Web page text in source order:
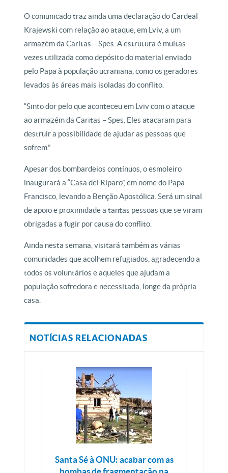
O comunicado traz ainda uma declaração do Cardeal
Krajewski com relação ao ataque, em Lviv, a um
armazém da Caritas – Spes. A estrutura é muitas
vezes utilizada como depósito do material enviado
pelo Papa à população ucraniana, como os geradores
levados às áreas mais isoladas do conflito.
“Sinto dor pelo que aconteceu em Lviv com o ataque
ao armazém da Caritas – Spes. Eles atacaram para
destruir a possibilidade de ajudar as pessoas que
sofrem.”
Apesar dos bombardeios contínuos, o esmoleiro
inaugurará a “Casa del Riparo”, em nome do Papa
Francisco, levando a Benção Apostólica. Será um sinal
de apoio e proximidade a tantas pessoas que se viram
obrigadas a fugir por causa do conflito.
Ainda nesta semana, visitará também as várias
comunidades que acolhem refugiados, agradecendo a
todos os voluntários e aqueles que ajudam a
população sofredora e necessitada, longe da própria
casa.
NOTÍCIAS RELACIONADAS
Santa Sé à ONU: acabar com as